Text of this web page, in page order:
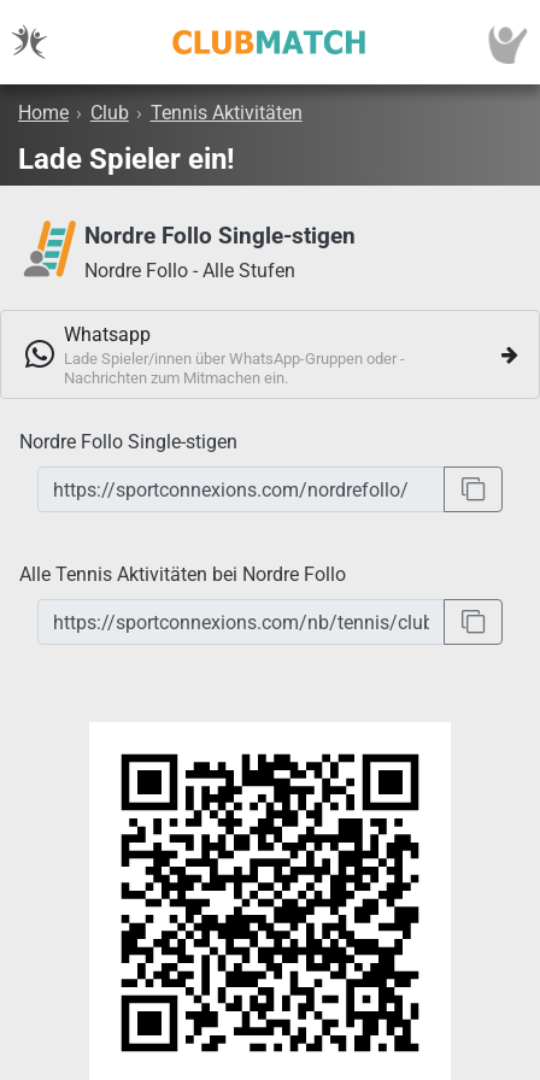
Home › Club › Tennis Aktivitäten
Lade Spieler ein!
Nordre Follo Single-stigen
Nordre Follo - Alle Stufen
Whatsapp
Lade Spieler/innen über WhatsApp-Gruppen oder -
Nachrichten zum Mitmachen ein.
Nordre Follo Single-stigen
Alle Tennis Aktivitäten bei Nordre Follo